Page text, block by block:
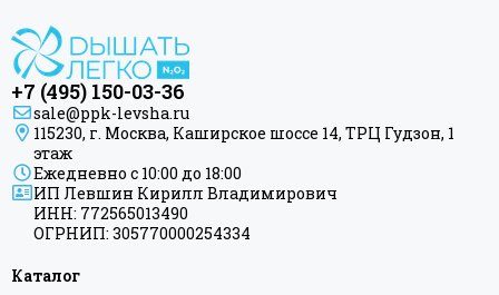
+7 (495) 150-03-36
sale@ppk-levsha.ru
115230, г. Москва, Каширское шоссе 14, ТРЦ Гудзон, 1
этаж
Ежедневно с 10:00 до 18:00
ИП Левшин Кирилл Владимирович
ИНН: 772565013490
ОГРНИП: 305770000254334
Каталог